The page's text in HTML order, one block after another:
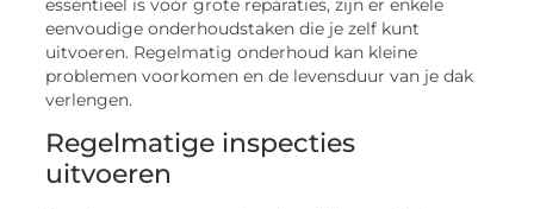
essentieel is voor grote reparaties, zijn er enkele
eenvoudige onderhoudstaken die je zelf kunt
uitvoeren. Regelmatig onderhoud kan kleine
problemen voorkomen en de levensduur van je dak
verlengen.
Regelmatige inspecties
uitvoeren